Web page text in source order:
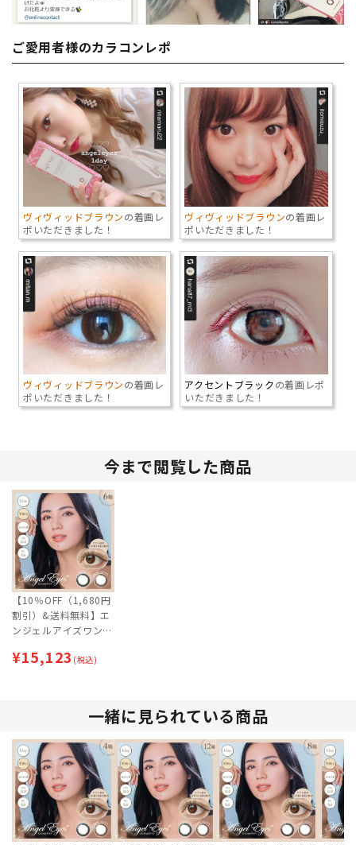
ご愛用者様のカラコンレポ
ヴィヴィッドブラウンの着画レ
ポいただきました！
ヴィヴィッドブラウンの着画レ
ポいただきました！
ヴィヴィッドブラウンの着画レ
ポいただきました！
アクセントブラックの着画レポ
いただきました！
今まで閲覧した商品
【10％OFF（1,680円
割引）&送料無料】エ
ンジェルアイズワンデ
6箱セット [約3ヶ月
¥15,123 (税込)
一緒に見られている商品